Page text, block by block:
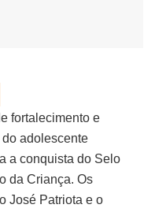
fortalecimento e
adolescente
a conquista do Selo
da Criança. Os
José Patriota e o